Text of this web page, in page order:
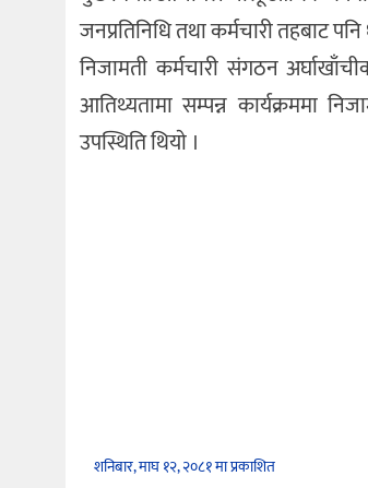
जनप्रतिनिधि तथा कर्मचारी तहबाट
निजामती कर्मचारी संगठन
आतिथ्यतामा सम्पन्न कार्यक्रममा
उपस्थिति थियाे ।
शनिबार, माघ १२, २०८१ मा प्रकाशित